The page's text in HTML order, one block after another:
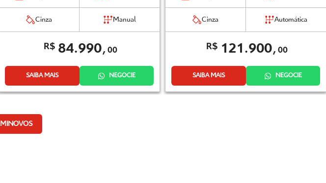
Cinza Manual
R$84.990, 00
SAIBA MAIS NEGOCIE
Cinza Automática
R$121.900, 00
SAIBA MAIS NEGOCIE